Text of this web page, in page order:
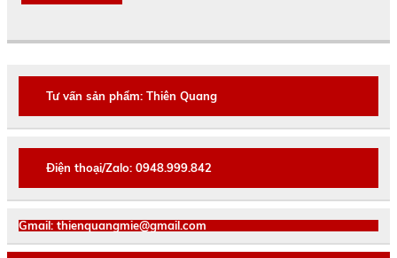
Tư vấn sản phẩm: Thiên Quang
Điện thoại/Zalo: 0948.999.842
Gmail: thienquangmie@gmail.com